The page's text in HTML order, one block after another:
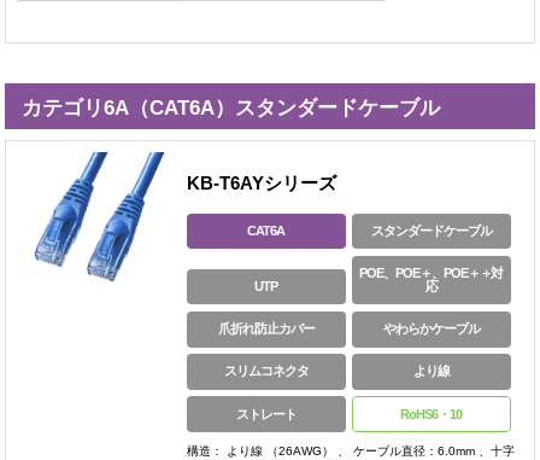
カテゴリ6A（CAT6A）スタンダードケーブル
KB-T6AYシリーズ
CAT6A スタンダードケーブル
UTP
POE、POE＋、POE＋＋対
応
爪折れ防止カバー やわらかケーブル
スリムコネクタ より線
ストレート RoHS6・10
構造： より線 （26AWG） 、 ケーブル直径：6.0mm 、十字